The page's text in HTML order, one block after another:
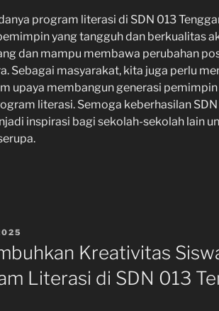
program literasi di SDN 013
yang tangguh dan berkualitas
dan mampu membawa perubahan
Sebagai masyarakat, kita juga perlu
upaya membangun generasi pemimpin
literasi. Semoga keberhasilan
inspirasi bagi sekolah-sekolah lain
Kreativitas
Literasi di SDN 013